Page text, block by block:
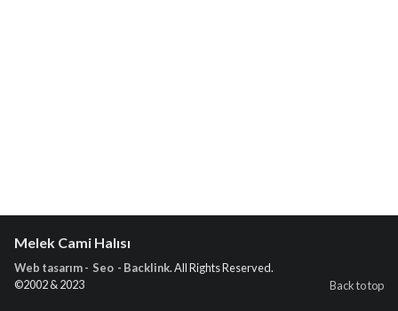
Melek Cami Halısı
Web tasarım - Seo - Backlink. All Rights Reserved.
©2002 & 2023
Back to top